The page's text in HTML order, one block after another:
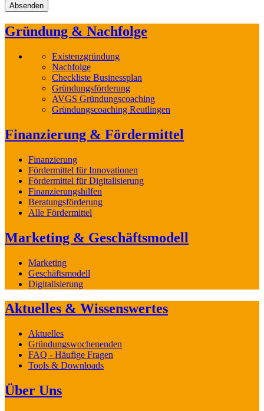
Gründung & Nachfolge
Existenzgründung
Nachfolge
Checkliste Businessplan
Gründungsförderung
AVGS Gründungscoaching
Gründungscoaching Reutlingen
Finanzierung & Fördermittel
Finanzierung
Fördermittel für Innovationen
Fördermittel für Digitalisierung
Finanzierungshilfen
Beratungsförderung
Alle Fördermittel
Marketing & Geschäftsmodell
Marketing
Geschäftsmodell
Digitalisierung
Aktuelles & Wissenswertes
Aktuelles
Gründungswochenenden
FAQ - Häufige Fragen
Tools & Downloads
Über Uns